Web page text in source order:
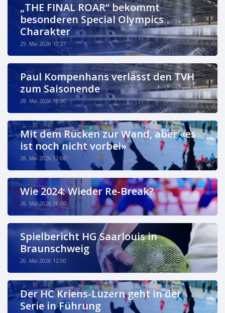
„THE FINAL ROAR“ bekommt
besonderen Special Olympics
Charakter
29. Mai 2026 10:27
Paul Kompenhans verlässt den TVH
zum Saisonende
28. Mai 2026 18:00
Mit dem Rücken zur Wand, aber «es
ist noch nicht vorbei»
28. Mai 2026 12:00
Wie 2024: Wieder Re-Break?
26. Mai 2026 18:00
Spielbericht HG Saarlouis in
Braunschweig
26. Mai 2026 12:00
Der HC Kriens-Luzern geht in der
Serie in Führung